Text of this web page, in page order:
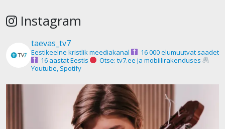
Instagram
taevas_tv7
Eestikeelne kristlik meediakanal
16 000 elumuutvat saadet
16 aastat Eestis
Otse: tv7.ee ja mobiilirakenduses
Youtube, Spotify